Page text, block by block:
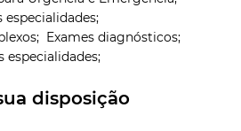
Exames diagnósticos;
especialidades;
disposição